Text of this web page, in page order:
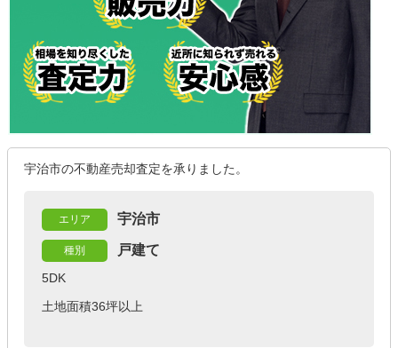
宇治市の不動産売却査定を承りました。
エリア 宇治市
種別 戸建て
5DK
土地面積36坪以上